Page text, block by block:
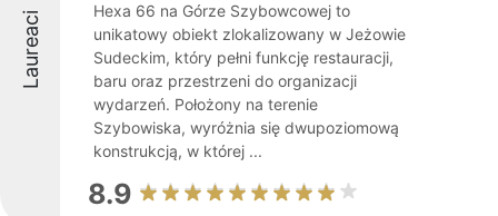
Laureaci
Hexa 66 na Górze Szybowcowej to
unikatowy obiekt zlokalizowany w Jeżowie
Sudeckim, który pełni funkcję restauracji,
baru oraz przestrzeni do organizacji
wydarzeń. Położony na terenie
Szybowiska, wyróżnia się dwupoziomową
konstrukcją, w której ...
8.9